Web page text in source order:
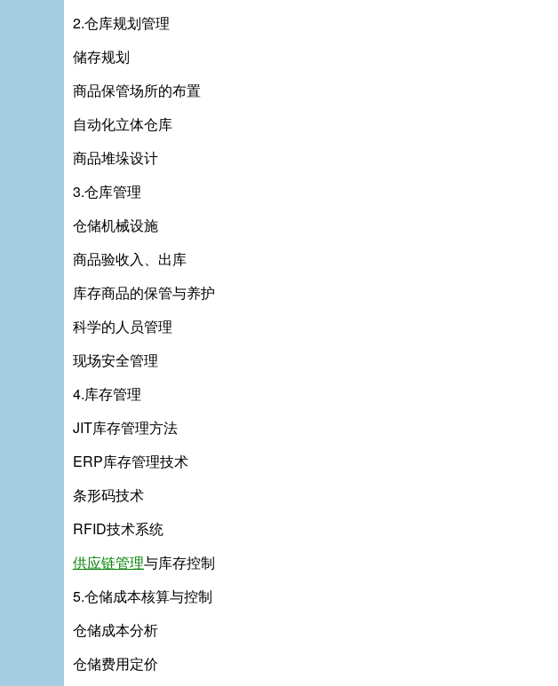
2.仓库规划管理
储存规划
商品保管场所的布置
自动化立体仓库
商品堆垛设计
3.仓库管理
仓储机械设施
商品验收入、出库
库存商品的保管与养护
科学的人员管理
现场安全管理
4.库存管理
JIT库存管理方法
ERP库存管理技术
条形码技术
RFID技术系统
供应链管理与库存控制
5.仓储成本核算与控制
仓储成本分析
仓储费用定价